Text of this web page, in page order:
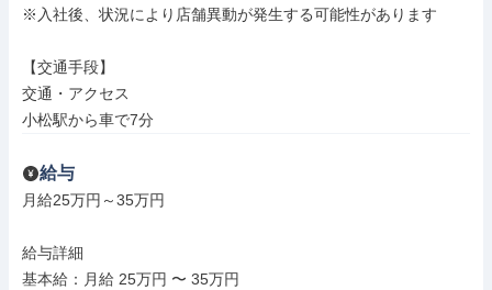
※入社後、状況により店舗異動が発生する可能性があります
【交通手段】
交通・アクセス
小松駅から車で7分
給与
月給25万円～35万円
給与詳細
基本給：月給 25万円 〜 35万円